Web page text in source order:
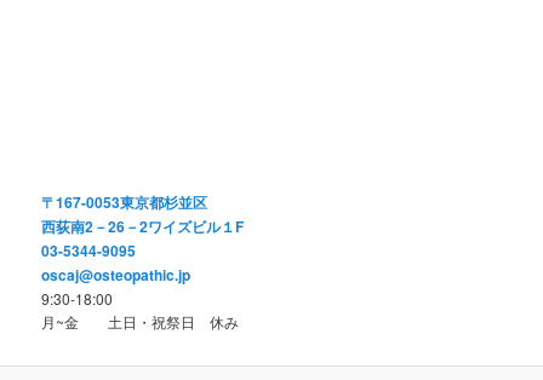
〒167-0053東京都杉並区
西荻南2－26－2ワイズビル１F
03-5344-9095
oscaj@osteopathic.jp
9:30-18:00
月~金 土日・祝祭日 休み